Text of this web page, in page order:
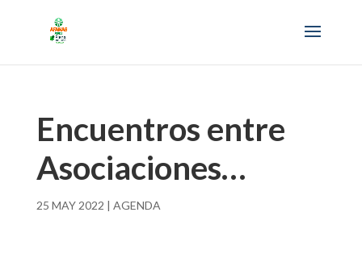
Encuentros entre
Asociaciones…
25 MAY 2022 | AGENDA